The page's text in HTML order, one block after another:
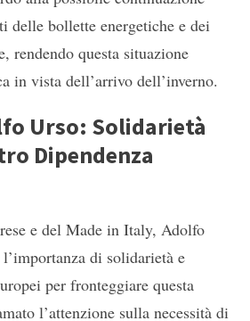
delle bollette energetiche e dei
rendendo questa situazione
in vista dell’arrivo dell’inverno.
Urso: Solidarietà
Dipendenza
e del Made in Italy, Adolfo
di solidarietà e
per fronteggiare questa
l’attenzione sulla necessità di